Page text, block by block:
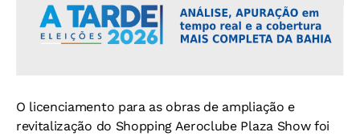
O licenciamento para as obras de ampliação e
revitalização do Shopping Aeroclube Plaza Show foi